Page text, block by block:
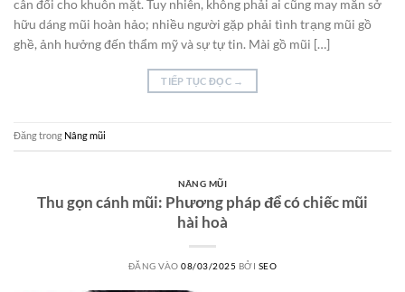
cân đối cho khuôn mặt. Tuy nhiên, không phải ai cũng may mắn sở
hữu dáng mũi hoàn hảo; nhiều người gặp phải tình trạng mũi gồ
ghề, ảnh hưởng đến thẩm mỹ và sự tự tin. Mài gồ mũi […]
TIẾP TỤC ĐỌC →
Đăng trong Nâng mũi
NÂNG MŨI
Thu gọn cánh mũi: Phương pháp để có chiếc mũi
hài hoà
ĐĂNG VÀO08/03/2025 BỞI SEO